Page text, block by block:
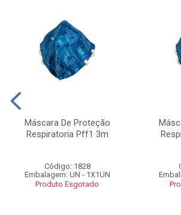
Máscara De Proteção
Respiratoria Pff1 3m
Código: 1828
Embalagem: UN - 1X1UN
Produto Esgotado